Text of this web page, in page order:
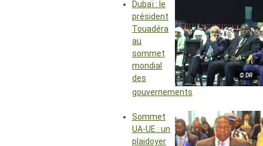
© DR
Dubaï : le
président
Touadéra
au
sommet
mondial
des
gouvernements
Sommet
UA-UE : un
plaidoyer